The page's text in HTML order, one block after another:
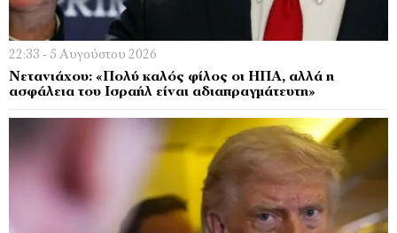
22:33 - 5 Αυγούστου 2026
Νετανιάχου: «Πολύ καλός φίλος οι ΗΠΑ, αλλά η
ασφάλεια του Ισραήλ είναι αδιαπραγμάτευτη»